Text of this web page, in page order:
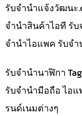
รับจํานําแจ้งวัฒนะ
จำนำสินค้าไอที รั
จำนำไอแพค รับจำ
รับจำนำนาฬิกา
รับจำนำมือถือ ไอ
รนด์เนมต่างๆ